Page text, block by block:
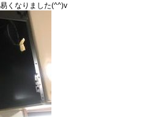
くなりました(^^)v